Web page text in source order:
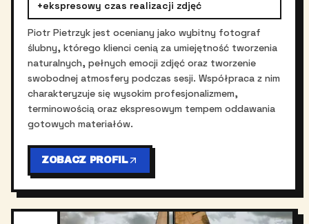
+ekspresowy czas realizacji zdjęć
Piotr Pietrzyk jest oceniany jako wybitny fotograf
ślubny, którego klienci cenią za umiejętność tworzenia
naturalnych, pełnych emocji zdjęć oraz tworzenie
swobodnej atmosfery podczas sesji. Współpraca z nim
charakteryzuje się wysokim profesjonalizmem,
terminowością oraz ekspresowym tempem oddawania
gotowych materiałów.
ZOBACZ PROFIL